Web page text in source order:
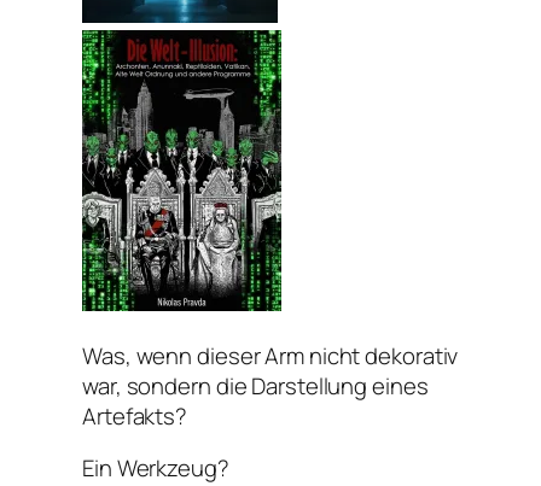
Was, wenn dieser Arm nicht dekorativ
war, sondern die Darstellung eines
Artefakts?
Ein Werkzeug?